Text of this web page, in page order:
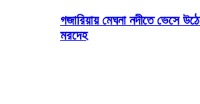
গজারিয়ায় মেঘনা নদীতে ভেসে
মরদেহ